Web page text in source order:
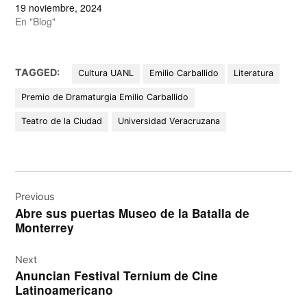
19 noviembre, 2024
En "Blog"
TAGGED: Cultura UANL Emilio Carballido Literatura
Premio de Dramaturgia Emilio Carballido
Teatro de la Ciudad Universidad Veracruzana
de
entradas
Previous
Abre sus puertas Museo de la Batalla de
Monterrey
Next
Anuncian Festival Ternium de Cine
Latinoamericano